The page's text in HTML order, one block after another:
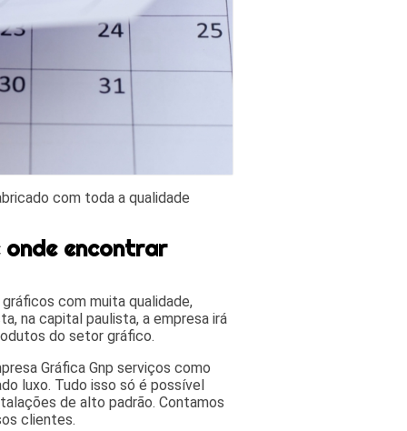
com toda a qualidade
onde encontrar
com muita qualidade,
na capital paulista, a empresa irá
do setor gráfico.
Gráfica Gnp serviços como
luxo. Tudo isso só é possível
de alto padrão. Contamos
clientes.